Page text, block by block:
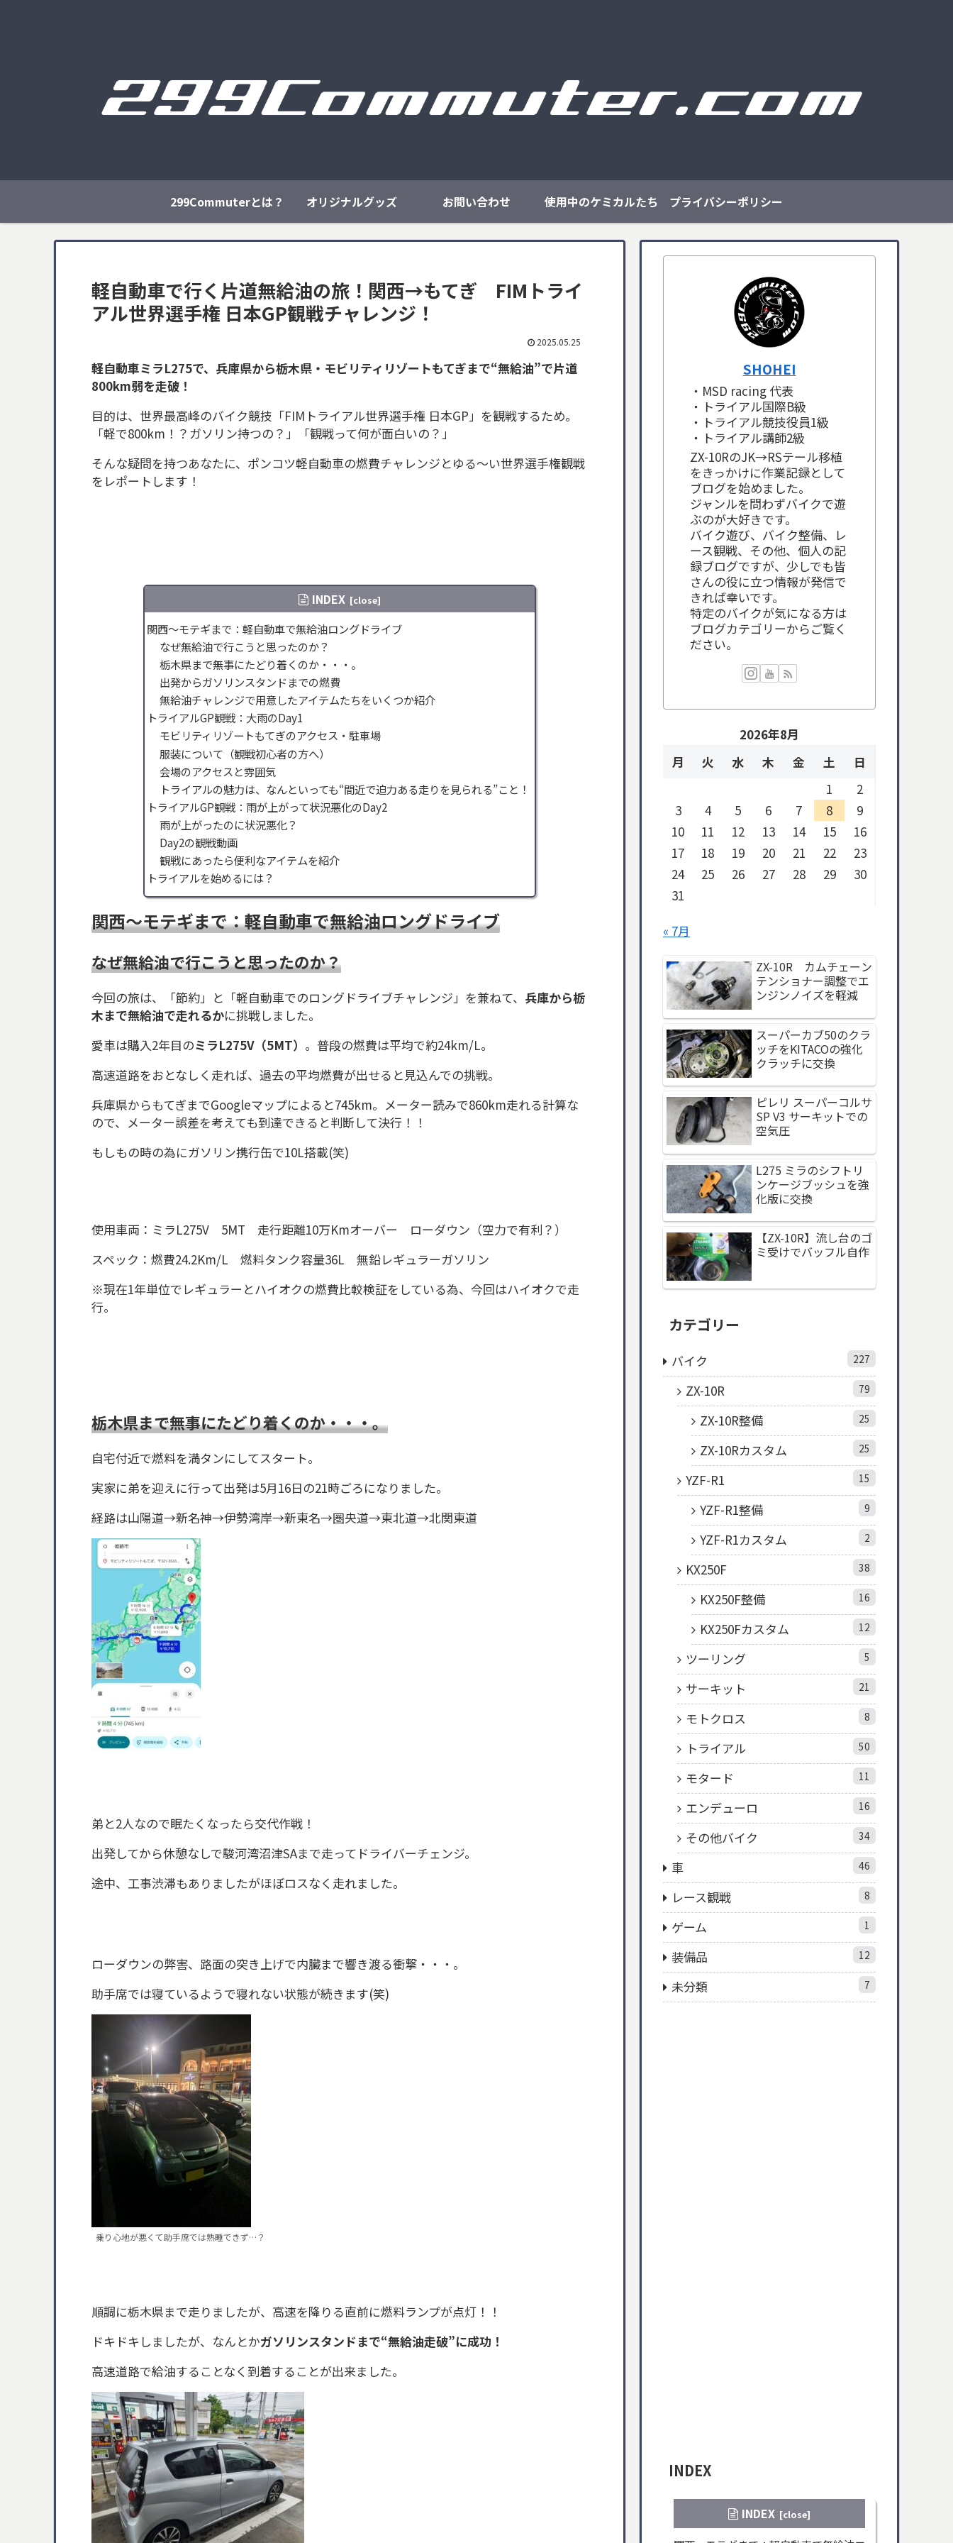
299Commuterとは？ オリジナルグッズ お問い合わせ 使用中のケミカルたち プライバシーポリシー
軽自動車で行く片道無給油の旅！関西→もてぎ FIMトライ
アル世界選手権 日本GP観戦チャレンジ！
2025.05.25
軽自動車ミラL275で、兵庫県から栃木県・モビリティリゾートもてぎまで“無給油”で片道
800km弱を走破！
目的は、世界最高峰のバイク競技「FIMトライアル世界選手権 日本GP」を観戦するため。
「軽で800km！？ガソリン持つの？」「観戦って何が面白いの？」
そんな疑問を持つあなたに、ポンコツ軽自動車の燃費チャレンジとゆる～い世界選手権観戦
をレポートします！
INDEX
関西～モテギまで：軽自動車で無給油ロングドライブ
なぜ無給油で行こうと思ったのか？
栃木県まで無事にたどり着くのか・・・。
出発からガソリンスタンドまでの燃費
無給油チャレンジで用意したアイテムたちをいくつか紹介
トライアルGP観戦：大雨のDay1
モビリティリゾートもてぎのアクセス・駐車場
服装について（観戦初心者の方へ）
会場のアクセスと雰囲気
トライアルの魅力は、なんといっても“間近で迫力ある走りを見られる”こと！
トライアルGP観戦：雨が上がって状況悪化のDay2
雨が上がったのに状況悪化？
Day2の観戦動画
観戦にあったら便利なアイテムを紹介
トライアルを始めるには？
関西～モテギまで：軽自動車で無給油ロングドライブ
なぜ無給油で行こうと思ったのか？
今回の旅は、「節約」と「軽自動車でのロングドライブチャレンジ」を兼ねて、 兵庫から栃
木まで無給油で走れるかに挑戦しました。
愛車は購入2年目のミラL275V（5MT） 。普段の燃費は平均で約24km/L。
高速道路をおとなしく走れば、過去の平均燃費が出せると見込んでの挑戦。
兵庫県からもてぎまでGoogleマップによると745km。メーター読みで860km走れる計算な
ので、メーター誤差を考えても到達できると判断して決行！！
もしもの時の為にガソリン携行缶で10L搭載(笑)
使用車両：ミラL275V 5MT 走行距離10万Kmオーバー ローダウン（空力で有利？）
スペック：燃費24.2Km/L 燃料タンク容量36L 無鉛レギュラーガソリン
※現在1年単位でレギュラーとハイオクの燃費比較検証をしている為、今回はハイオクで走
行。
栃木県まで無事にたどり着くのか・・・。
自宅付近で燃料を満タンにしてスタート。
実家に弟を迎えに行って出発は5月16日の21時ごろになりました。
経路は山陽道→新名神→伊勢湾岸→新東名→圏央道→東北道→北関東道
弟と2人なので眠たくなったら交代作戦！
出発してから休憩なしで駿河湾沼津SAまで走ってドライバーチェンジ。
途中、工事渋滞もありましたがほぼロスなく走れました。
ローダウンの弊害、路面の突き上げで内臓まで響き渡る衝撃・・・。
助手席では寝ているようで寝れない状態が続きます(笑)
乗り心地が悪くて助手席では熟睡できず…？
順調に栃木県まで走りましたが、高速を降りる直前に燃料ランプが点灯！！
ドキドキしましたが、なんとかガソリンスタンドまで“無給油走破”に成功！
高速道路で給油することなく到着することが出来ました。
SHOHEI
・MSD racing 代表
・トライアル国際B級
・トライアル競技役員1級
・トライアル講師2級
ZX-10RのJK→RSテール移植
をきっかけに作業記録として
ブログを始めました。
ジャンルを問わずバイクで遊
ぶのが大好きです。
バイク遊び、バイク整備、レ
ース観戦、その他、個人の記
録ブログですが、少しでも皆
さんの役に立つ情報が発信で
きれば幸いです。
特定のバイクが気になる方は
ブログカテゴリーからご覧く
ださい。
2026年8月
月
火 水 木 金 土
日
1
2
3
4 5 6 7 8
9
10
11 12 13 14 15
16
17
18 19 20 21 22
23
24
25 26 27 28 29
30
31
« 7月
ZX-10R カムチェーン
テンショナー調整でエ
ンジンノイズを軽減
スーパーカブ50のクラ
ッチをKITACOの強化
クラッチに交換
ピレリ スーパーコルサ
SP V3 サーキットでの
空気圧
L275 ミラのシフトリ
ンケージブッシュを強
化版に交換
【ZX-10R】流し台のゴ
ミ受けでバッフル自作
カテゴリー
バイク 227
ZX-10R 79
ZX-10R整備 25
ZX-10Rカスタム 25
YZF-R1 15
YZF-R1整備 9
YZF-R1カスタム 2
KX250F 38
KX250F整備 16
KX250Fカスタム 12
ツーリング 5
サーキット 21
モトクロス 8
トライアル 50
モタード 11
エンデューロ 16
その他バイク 34
車 46
レース観戦 8
ゲーム 1
装備品 12
未分類 7
INDEX
INDEX